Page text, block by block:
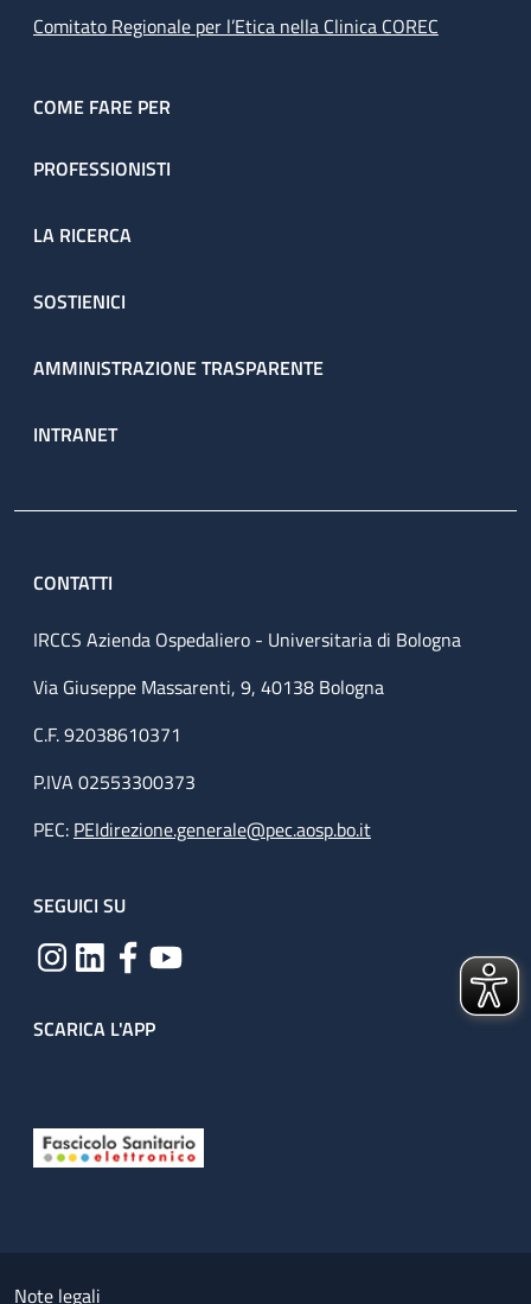
Comitato Regionale per l’Etica nella Clinica COREC
COME FARE PER
PROFESSIONISTI
LA RICERCA
SOSTIENICI
AMMINISTRAZIONE TRASPARENTE
INTRANET
CONTATTI
IRCCS Azienda Ospedaliero - Universitaria di Bologna
Via Giuseppe Massarenti, 9, 40138 Bologna
C.F. 92038610371
P.IVA 02553300373
PEC: PEIdirezione.generale@pec.aosp.bo.it
SEGUICI SU
SCARICA L'APP
Small prints
Note legali